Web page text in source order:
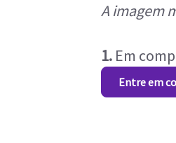
A imagem
1. Em
Entre em